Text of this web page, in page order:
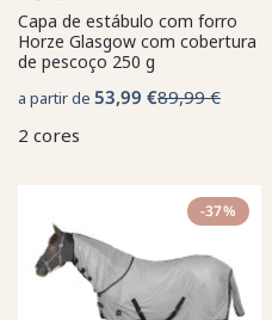
Capa de estábulo com forro
Horze Glasgow com cobertura
de pescoço 250 g
a partir de 53,99 €89,99 €
2 cores
-37%